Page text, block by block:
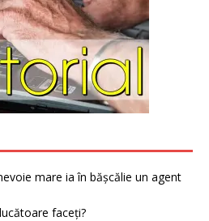
mare ia în bășcălie un agent
faceți?